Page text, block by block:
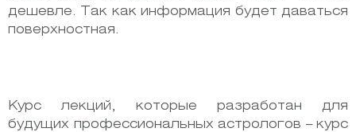
дешевле. Так как информация будет даваться
поверхностная.
Курс лекций, которые разработан для
будущих профессиональных астрологов – курс